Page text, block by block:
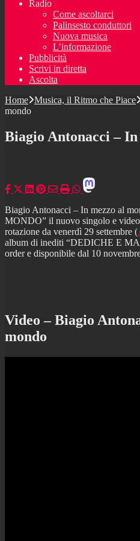
Radio
Come ascoltarci
Palinsesto conduttori
Nuova musica
L’informazione
Pubblicità
Scrivi in diretta
Ascolta
Home Musica, il Ritmo che Piace
mondo
Biagio Antonacci –
Biagio Antonacci – In mezzo al
MONDO” il nuovo singolo e
rotazione da venerdì 29 settembre (
album di inediti “DEDICHE E
order e disponibile dal 10
Video – Biagio
mondo